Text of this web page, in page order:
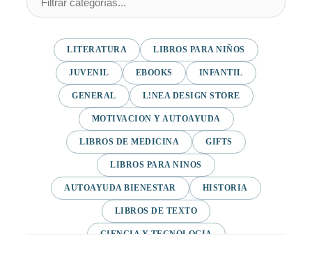
LITERATURA LIBROS PARA NIÑOS
JUVENIL EBOOKS INFANTIL
GENERAL L!NEA DESIGN STORE
MOTIVACION Y AUTOAYUDA
LIBROS DE MEDICINA GIFTS
LIBROS PARA NINOS
AUTOAYUDA BIENESTAR HISTORIA
LIBROS DE TEXTO
CIENCIA Y TECNOLOGIA